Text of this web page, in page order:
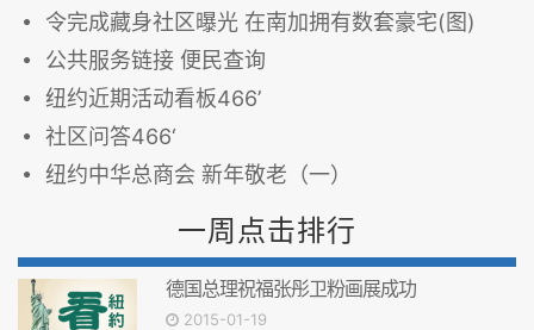
令完成藏身社区曝光 在南加拥有数套豪宅(图)
公共服务链接 便民查询
纽约近期活动看板466’
社区问答466‘
纽约中华总商会 新年敬老（一）
一周点击排行
德国总理祝福张彤卫粉画展成功
2015-01-19